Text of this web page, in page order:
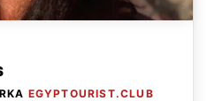
EGYPTOURIST.CLUB